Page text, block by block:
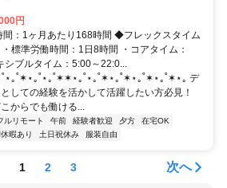
円
間：1ヶ月あたり168時間 ◆フレックスタイム
標準労働時間：1日8時間 ・コアタイム：
シブルタイム：5:00～22:0...
｡˚✶⋆｡˚⋆｡˚✶✶⋆｡˚⋆｡˚✶⋆｡˚✶⋆｡˚✶⋆｡˚✶⋆｡ デ
しての経験を活かして活躍したい方必見！
からでも働ける...
ルリモート 午前 経験者歓迎 夕方
在宅OK
暇あり 土日祝休み 服装自由
1 2 3 次へ